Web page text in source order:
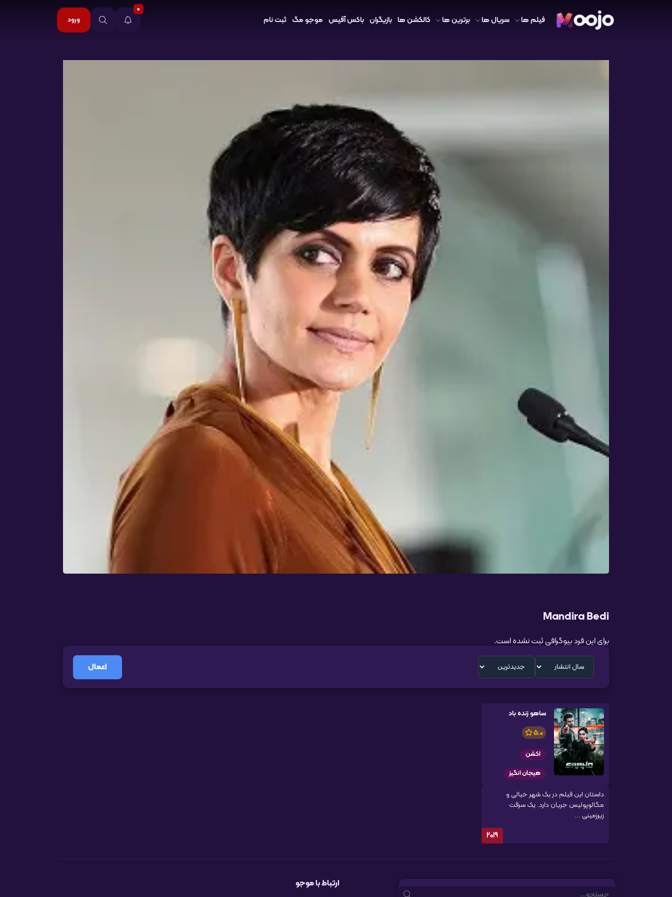
فیلم ها سریال ها برترین ها کالکشن ها بازیگران باکس آفیس موجو مگ ثبت نام
0
ورود
Mandira Bedi
برای این فرد بیوگرافی ثبت نشده است.
اعمال
ساهو زنده باد
5.0
اکشن
هیجان انگیز
داستان این فیلم در یک شهر خیالی و
مگالوپولیس جریان دارد. یک سرقت
زیرزمینی ...
2019
Search
ارتباط با موجو